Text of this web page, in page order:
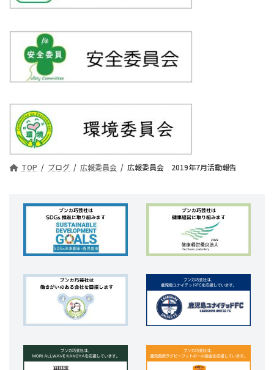
TOP ブログ 広報委員会 広報委員会 2019年7月活動報告